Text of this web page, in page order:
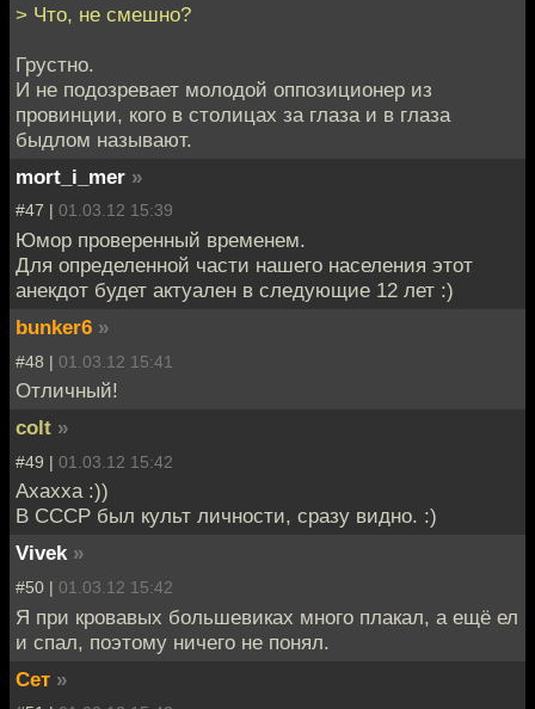
> Что, не смешно?
Грустно.
И не подозревает молодой оппозиционер из
провинции, кого в столицах за глаза и в глаза
быдлом называют.
mort_i_mer »
#47 | 01.03.12 15:39
Юмор проверенный временем.
Для определенной части нашего населения этот
анекдот будет актуален в следующие 12 лет :)
bunker6 »
#48 | 01.03.12 15:41
Отличный!
colt »
#49 | 01.03.12 15:42
Ахахха :))
В СССР был культ личности, сразу видно. :)
Vivek »
#50 | 01.03.12 15:42
Я при кровавых большевиках много плакал, а ещё ел
и спал, поэтому ничего не понял.
Сет »